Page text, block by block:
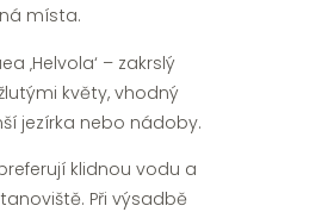
místa.
‚Helvola‘ – zakrslý
květy, vhodný
jezírka nebo nádoby.
klidnou vodu a
Při výsadbě